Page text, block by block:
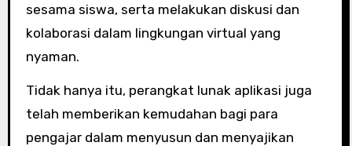
sesama siswa, serta melakukan diskusi dan
kolaborasi dalam lingkungan virtual yang
nyaman.
Tidak hanya itu, perangkat lunak aplikasi juga
telah memberikan kemudahan bagi para
pengajar dalam menyusun dan menyajikan